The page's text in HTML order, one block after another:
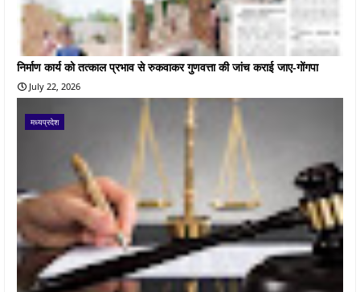
निर्माण कार्य को तत्काल प्रभाव से रुकवाकर गुणवत्ता की जांच कराई जाए-गोंगपा
July 22, 2026
मध्यप्रदेश